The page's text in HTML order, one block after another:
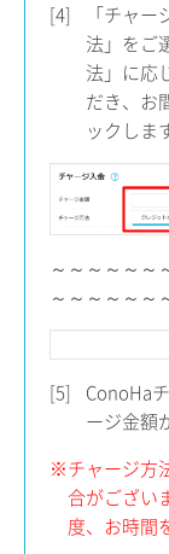
[4]
「チャ
法」をご
法」に応
だき、お
ックしま
～～～～～～
～～～～～～
[5]
ConoHa
ージ金額
※チャージ方
合がござい
度、お時間